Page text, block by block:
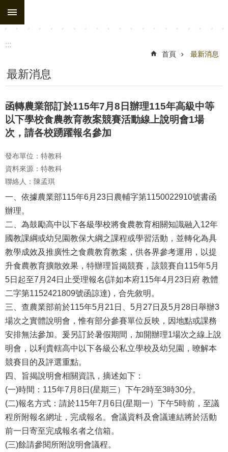
跳到主要內容區塊
:::
首頁 最新消息
最新消息
函轉農業部訂於115年7月8日辦理115年高級中等
以下學校食農教育教案競賽活動線上說明會1場
次，請各校踴躍報名參加
發布單位：特教科
資料來源：特教科
聯絡人：陳孟琪
一、依據農業部115年6月23日農輔字第1150022910號書函
辦理。
二、為鼓勵高中以下各級學校將食農教育相關知識融入12年
國教課綱或幼兒園教保大綱之課程或學習活動，並轉化為具
教學成效及推廣性之食農教育教案，供各界參考運用，以提
升食農教育擴散效果，特辦理旨揭競賽，該競賽自115年5月
5日起至7月24日止受理報名(詳如本府115年4月23日府 教體
二字第1152421809號函諒達)，合先敘明。
三、查農業部前於115年5月21日、5月27日及5月28日舉辦3
場次之實體說明會，惟有部分參賽單位反映，因地點或課務
安排無法參加。爰另訂於暑假期間，加開辦理1場次之線上說
明會，以利貴轄高中以下各級公私立學校及幼兒園，暸解本
競賽目的及評選重點。
四、旨揭說明會相關資訊，摘述如下：
(一)時間：115年7月8日(星期三）下午2時至3時30分。
(二)報名方式：請於115年7月6日(星期一）下午5時前，至議
程所附報名網址，完成報名。會議資料及會議連結將於活動
前一日寄至完成報名者之信箱。
(三)餘請參閱所附說明會議程。